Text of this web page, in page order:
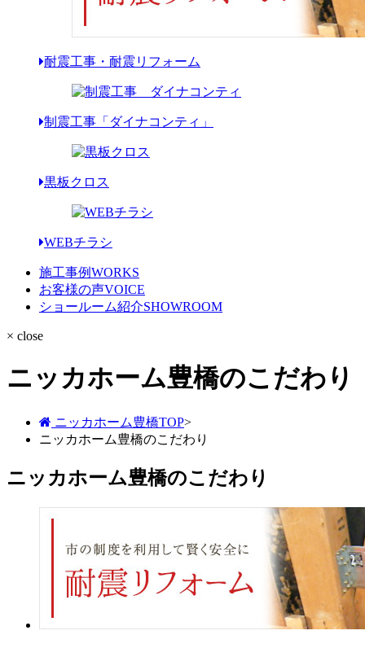
耐震工事・耐震リフォーム
制震工事「ダイナコンティ」
黒板クロス
WEBチラシ
施工事例WORKS
お客様の声VOICE
ショールーム紹介SHOWROOM
× close
ニッカホーム豊橋のこだわり
ニッカホーム豊橋TOP>
ニッカホーム豊橋のこだわり
ニッカホーム豊橋のこだわり